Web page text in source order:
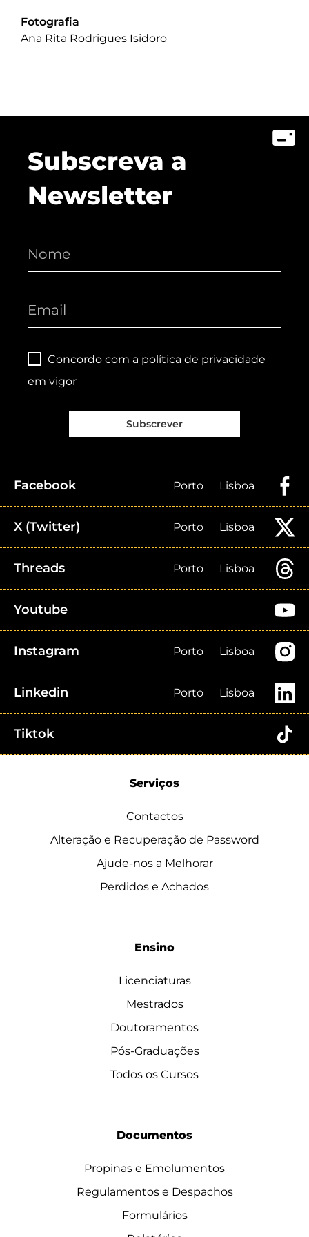
Fotografia
Ana Rita Rodrigues Isidoro
Subscreva a
Newsletter
Concordo com a política de privacidade
em vigor
Subscrever
Facebook Porto Lisboa
X (Twitter) Porto Lisboa
Threads Porto Lisboa
Youtube
Instagram Porto Lisboa
Linkedin Porto Lisboa
Tiktok
Serviços
Contactos
Alteração e Recuperação de Password
Ajude-nos a Melhorar
Perdidos e Achados
Ensino
Licenciaturas
Mestrados
Doutoramentos
Pós-Graduações
Todos os Cursos
Documentos
Propinas e Emolumentos
Regulamentos e Despachos
Formulários